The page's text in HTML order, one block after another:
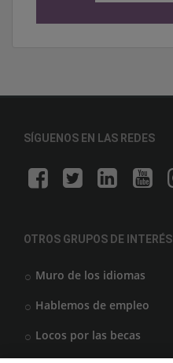
SÍGUENOS EN LAS REDES
OTROS GRUPOS DE INTERÉS
Muro de los idiomas
Hablemos de empleo
Locos por las becas